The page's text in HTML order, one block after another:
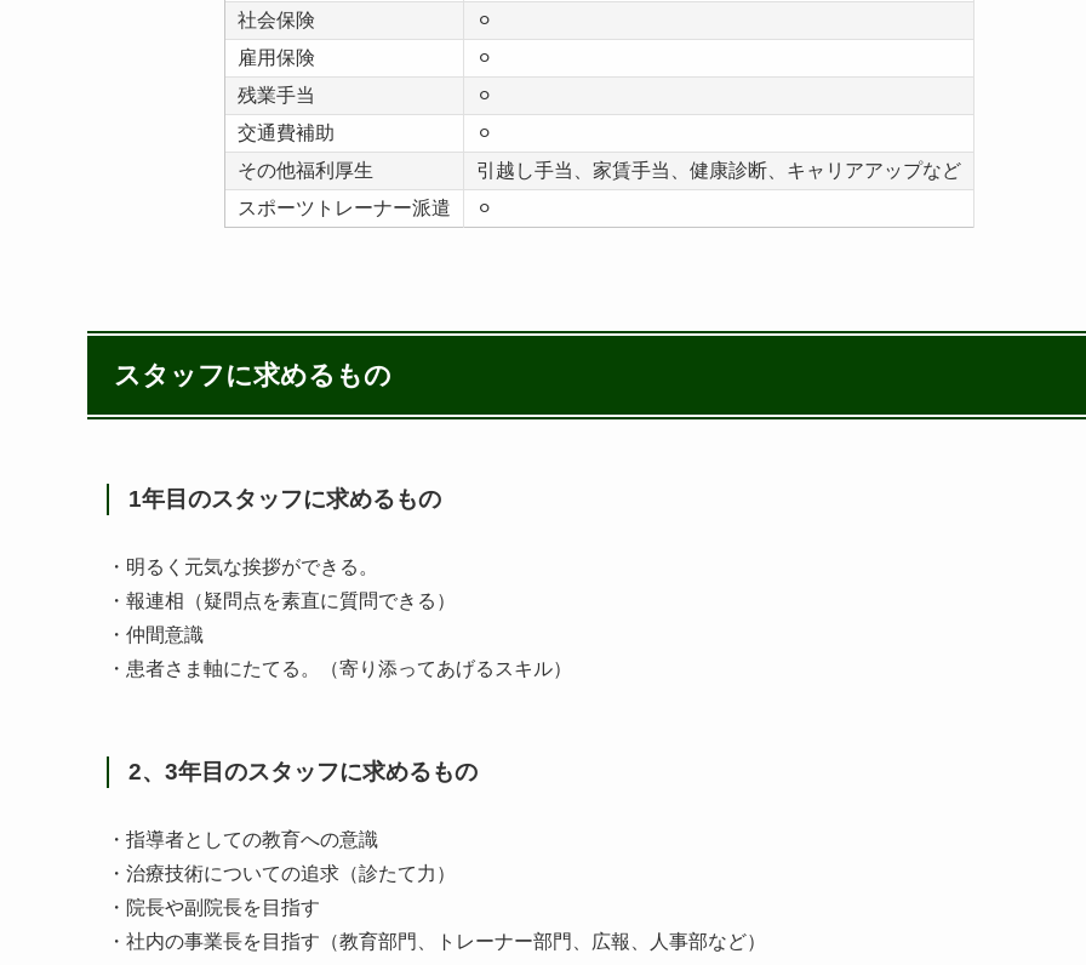
社会保険
⚪︎
雇用保険
⚪︎
残業手当
⚪︎
交通費補助
⚪︎
その他福利厚生
引越し手当、家賃手当、健康診断、キャリアアップなど
スポーツトレーナー派遣
⚪︎
スタッフに求めるもの
1年目のスタッフに求めるもの
・明るく元気な挨拶ができる。
・報連相（疑問点を素直に質問できる）
・仲間意識
・患者さま軸にたてる。（寄り添ってあげるスキル）
2、3年目のスタッフに求めるもの
・指導者としての教育への意識
・治療技術についての追求（診たて力）
・院長や副院長を目指す
・社内の事業長を目指す（教育部門、トレーナー部門、広報、人事部など）